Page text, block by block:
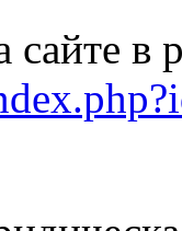
сайте в